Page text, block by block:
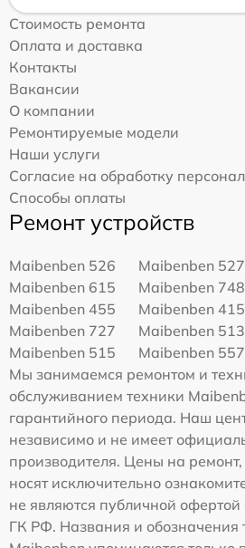
Стоимость ремонта
Оплата и доставка
Контакты
Вакансии
О компании
Ремонтируемые модели
Наши услуги
Согласие на обработку
Способы оплаты
Ремонт устройств
Maibenben 526
Maibenben 527
Maibenben 615
Maibenben 748
Maibenben 455
Maibenben 415
Maibenben 727
Maibenben 513
Maibenben 515
Maibenben 557
Мы занимаемся ремонтом и
обслуживанием техники
гарантийного периода. Наш
независимо и не имеет
производителя. Цены на
носят исключительно
не являются публичной офертой
ГК РФ. Названия и обозначения